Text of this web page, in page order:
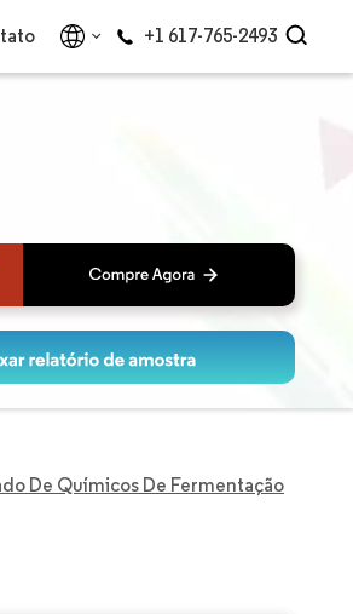
+1 617-765-2493
De Químicos De Fermentação